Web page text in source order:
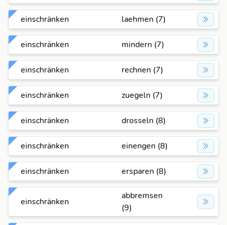
einschränken laehmen (7)
einschränken mindern (7)
einschränken rechnen (7)
einschränken zuegeln (7)
einschränken drosseln (8)
einschränken einengen (8)
einschränken ersparen (8)
einschränken
abbremsen
(9)